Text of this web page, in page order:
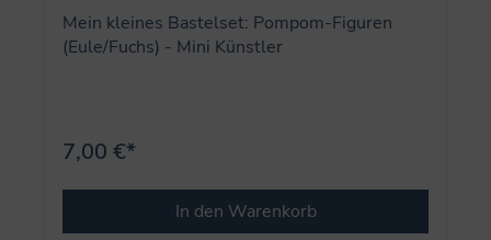
Mein kleines Bastelset: Pompom-Figuren
(Eule/Fuchs) - Mini Künstler
7,00 €*
In den Warenkorb